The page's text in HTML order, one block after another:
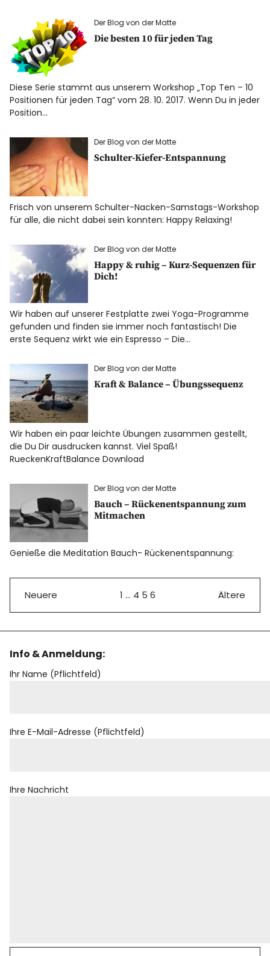
Der Blog von der Matte
Die besten 10 für jeden Tag
Diese Serie stammt aus unserem Workshop „Top Ten – 10
Positionen für jeden Tag“ vom 28. 10. 2017. Wenn Du in jeder
Position…
Der Blog von der Matte
Schulter-Kiefer-Entspannung
Frisch von unserem Schulter-Nacken-Samstags-Workshop
für alle, die nicht dabei sein konnten: Happy Relaxing!
Der Blog von der Matte
Happy & ruhig – Kurz-Sequenzen für
Dich!
Wir haben auf unserer Festplatte zwei Yoga-Programme
gefunden und finden sie immer noch fantastisch! Die
erste Sequenz wirkt wie ein Espresso – Die…
Der Blog von der Matte
Kraft & Balance – Übungssequenz
Wir haben ein paar leichte Übungen zusammen gestellt,
die Du Dir ausdrucken kannst. Viel Spaß!
RueckenKraftBalance Download
Der Blog von der Matte
Bauch – Rückenentspannung zum
Mitmachen
Genieße die Meditation Bauch- Rückenentspannung:
Neuere 1 … 4 5 6 Ältere
Info & Anmeldung:
Ihr Name (Pflichtfeld)
Ihre E-Mail-Adresse (Pflichtfeld)
Ihre Nachricht